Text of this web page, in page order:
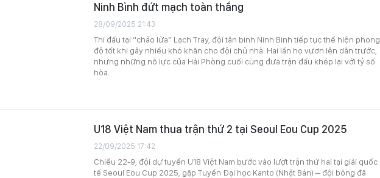
Ninh Bình đứt mạch toàn thắng
28/09/2025 21:43
Thi đấu tại “chảo lửa” Lạch Tray, đội tân binh Ninh Bình tiếp tục thể hiện phong
độ tốt khi gây nhiều khó khăn cho đội chủ nhà. Hai lần họ vươn lên dẫn trước,
nhưng những nỗ lực của Hải Phòng cuối cùng đưa trận đấu khép lại với tỷ số
hòa.
U18 Việt Nam thua trận thứ 2 tại Seoul Eou Cup 2025
22/09/2025 17:42
Chiều 22-9, đội dự tuyển U18 Việt Nam bước vào lượt trận thứ hai tại giải quốc
tế Seoul Eou Cup 2025, gặp Tuyển Đại học Kanto (Nhật Bản) – đội bóng đã